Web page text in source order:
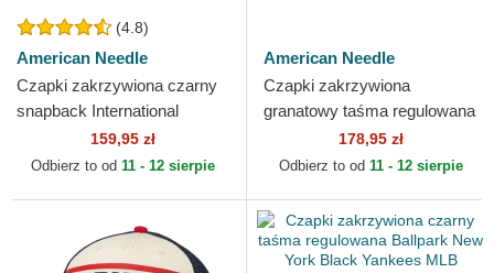
(4.8)
American Needle
Czapki zakrzywiona czarny
snapback International
Speedway Tri Color
American Needle
159,95 zł
Odbierz to od 11 - 12 sierpie
American Needle
Czapki zakrzywiona
granatowy taśma regulowana
Hepcat American Needle
178,95 zł
Odbierz to od 11 - 12 sierpie